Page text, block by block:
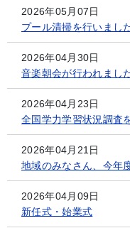
2026年05月07日
プール清掃を行いました
2026年04月30日
音楽朝会が行われました
2026年04月23日
全国学力学習状況調査
2026年04月21日
地域のみなさん、今年
2026年04月09日
新任式・始業式